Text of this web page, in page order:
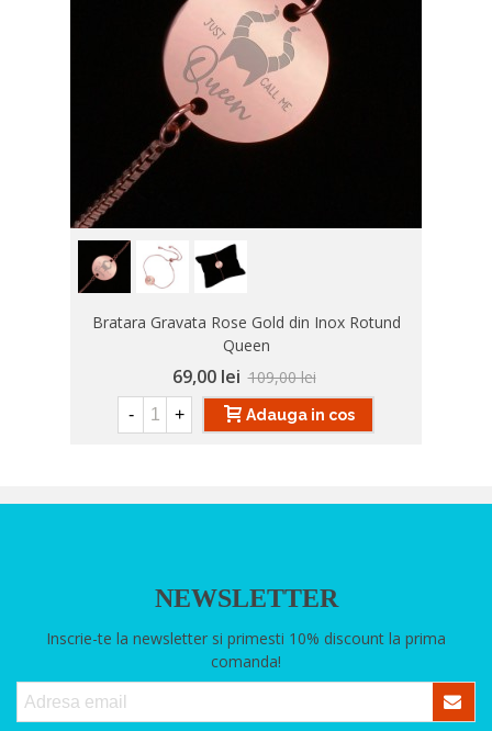
Bratara Gravata Rose Gold din Inox Rotund
Queen
69,00 lei 109,00 lei
- + Adauga in cos
NEWSLETTER
Inscrie-te la newsletter si primesti 10% discount la prima
comanda!